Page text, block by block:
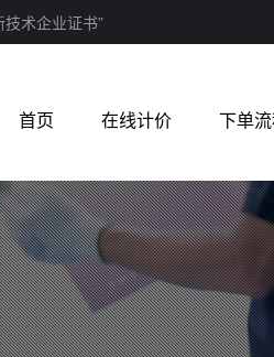
术企业证书”
首页 在线计价 下单